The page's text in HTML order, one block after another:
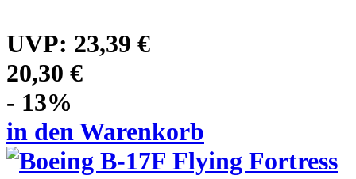
UVP: 23,39 €
20,30 €
- 13%
in den Warenkorb